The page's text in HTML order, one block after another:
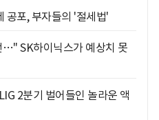
공포, 부자들의 '절세법'
SK하이닉스가 예상치 못
2분기 벌어들인 놀라운 액